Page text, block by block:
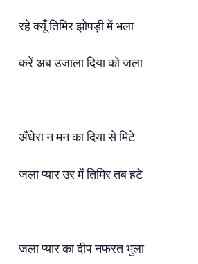
रहे क्यूँ तिमिर झोपड़ी में भला
करें अब उजाला दिया को जला
अँधेरा न मन का दिया से मिटे
जला प्यार उर में तिमिर तब हटे
जला प्यार का दीप नफरत भुला